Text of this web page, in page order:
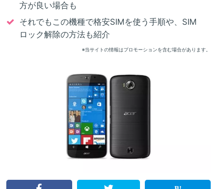
方が良い場合も
それでもこの機種で格安SIMを使う手順や、SIM
ロック解除の方法も紹介
※当サイトの情報はプロモーションを含む場合があります。